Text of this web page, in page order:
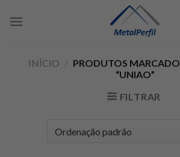
INÍCIO / PRODUTOS
“UNIAO”
FILTRAR